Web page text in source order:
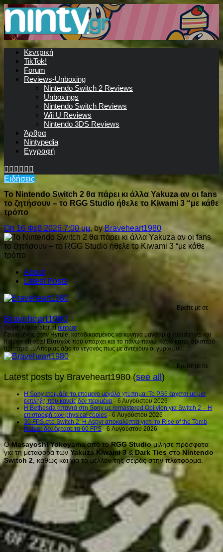
Κεντρική
TikTok!
Forum
Reviews-Unboxing
Nintendo Switch 2 Reviews
Unboxings
Nintendo Switch Reviews
Wii U Reviews
Nintendo 3DS Reviews
Άρθρα
Nintypedia
Εγγραφή
Ειδήσεις
Το Nintendo Switch 2 θα πάρει κι άλλα Yakuza αν οι fans
το ζητήσουν – το RGG Studio ήθελε το Kiwami 3 “με κάθε
τρόπο
On 16 Φεβ 2026 7:00 μμ, byBraveheart1980
About
Latest Posts
Βρείτε με σε
Braveheart1980
Super Moderator atninty.gr
Γεννημένος στην Hyrule, καταδικασμένος να κυνηγά μανιτάρια, headshots και
hidden objects! Ευτυχώς που υπάρχει και το πάνω-πάνω, κάτω-κάτω, αριστερά-
αριστερά .... Απορίας άξιο το γεγονός πως με αντέχουν οι γύρω μου...
Βρείτε με σε
Latest posts by Braveheart1980(see all)
Η Sony ετοιμάζει το επόμενο μεγάλο χτύπημα: Το PS6 έρχεται με μια
έκπληξη που κανείς δεν περιμένει - 6 Αυγούστου 2026
Η Bethesda απαντά στη Sony με remastered Oblivion για Switch 2 – Η
επιστροφή των physical copies - 6 Αυγούστου 2026
30 FPS στο Switch 2: Η Aspyr αποκαλύπτει γιατί το Rise of the Tomb
Raider δεν έφτασε τα 60 FPS- 6 Αυγούστου 2026
Ο Masayoshi Yokoyamaαπό τοRGG Studioμίλησε πρόσφατα
για τη μεταφορά τωνYakuza Kiwami 3&Dark Ties στο Nintendo
Switch 2 , καθώς και για το μέλλον της σειράς στην πλατφόρμα.